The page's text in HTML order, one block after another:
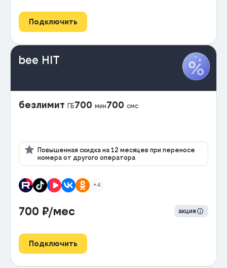
Подключить
bee HIT
безлимит ГБ700 мин700 смс
Повышенная скидка на 12 месяцев при переносе
номера от другого оператора
+4
700 ₽/мес акция
Подключить